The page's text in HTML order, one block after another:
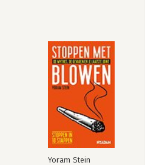
Yoram Stein